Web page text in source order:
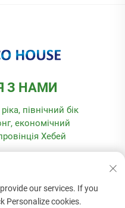
З НАМИ
північний бік
економічний
Хебей
our services. If you
Personalize cookies.